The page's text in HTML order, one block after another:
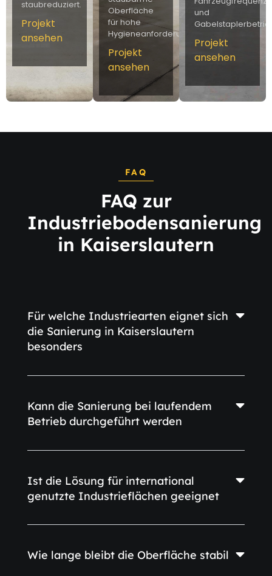
staubreduziert.
Projekt
ansehen
Oberfläche
für hohe
Hygieneanforderungen.
Projekt
ansehen
und
Projekt
ansehen
FAQ
FAQ zur
Industriebodensanierung
in Kaiserslautern
Für welche Industriearten eignet sich
die Sanierung in Kaiserslautern
besonders
Kann die Sanierung bei laufendem
Betrieb durchgeführt werden
Ist die Lösung für international
genutzte Industrieflächen geeignet
Wie lange bleibt die Oberfläche stabil